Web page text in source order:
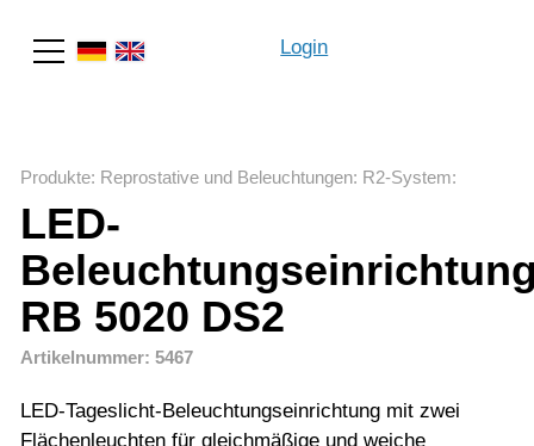
Login
Produkte: Reprostative und Beleuchtungen: R2-System:
LED-
RB 5020 DS2
Artikelnummer: 5467
LED-Tageslicht-Beleuchtungseinrichtung mit zwei
Flächenleuchten für gleichmäßige und weiche